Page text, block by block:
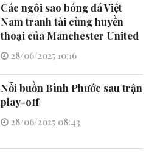
Các ngôi sao bóng đá Việt
Nam tranh tài cùng huyền
thoại của Manchester United
28/06/2025 10:16
Nỗi buồn Bình Phước sau trận
play-off
28/06/2025 08:43